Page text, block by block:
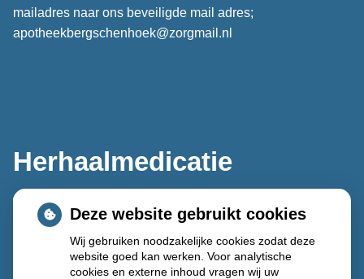
mailadres naar ons beveiligde mail adres;
apotheekbergschenhoek@zorgmail.nl
Herhaalmedicatie
Deze website gebruikt cookies
Wij gebruiken noodzakelijke cookies zodat deze
website goed kan werken. Voor analytische
cookies en externe inhoud vragen wij uw